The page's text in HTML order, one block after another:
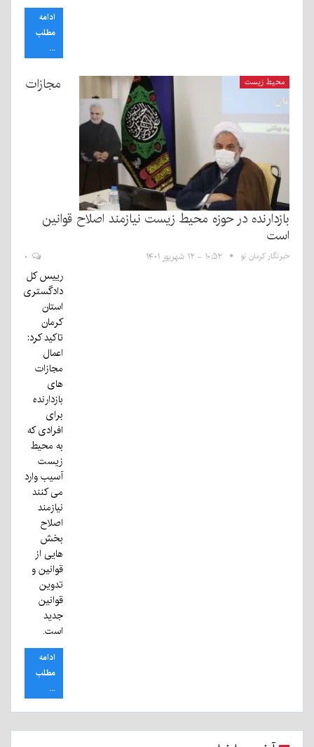
ادامه
مطلب
...
محیط زیست مجازات
بازدارنده در حوزه محیط زیست نیازمند اصلاح قوانین
است
خبرنگار کرمان نو ۱۰:۵۲ - ۱۲ شهریور ۱۴۰۱
رییس کل
دادگستری
استان
کرمان
تاکید کرد:
اعمال
مجازات
های
بازدارنده
برای
افرادی که
به محیط
زیست
آسیب وارد
می کنند
نیازمند
اصلاح
بخش
هایی از
قوانین و
تدوین
قوانین
جدید
است.
ادامه
مطلب
...